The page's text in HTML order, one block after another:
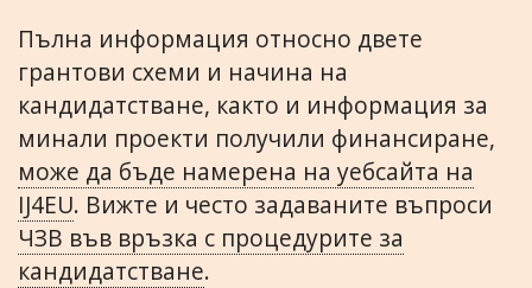
Пълна информация относно двете
грантови схеми и начина на
кандидатстване, както и информация за
минали проекти получили финансиране,
може да бъде намерена на уебсайта на
IJ4EU. Вижте и често задаваните въпроси
ЧЗВ във връзка с процедурите за
кандидатстване.